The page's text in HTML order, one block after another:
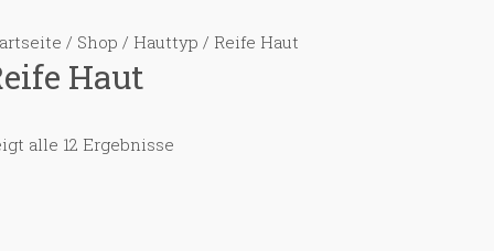
/ Shop / Hauttyp / Reife Haut
Haut
alle 12 Ergebnisse